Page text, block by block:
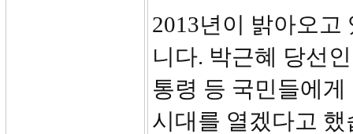
2013년이 밝아오고
니다. 박근혜 당선
통령 등 국민들에
시대를 열겠다고